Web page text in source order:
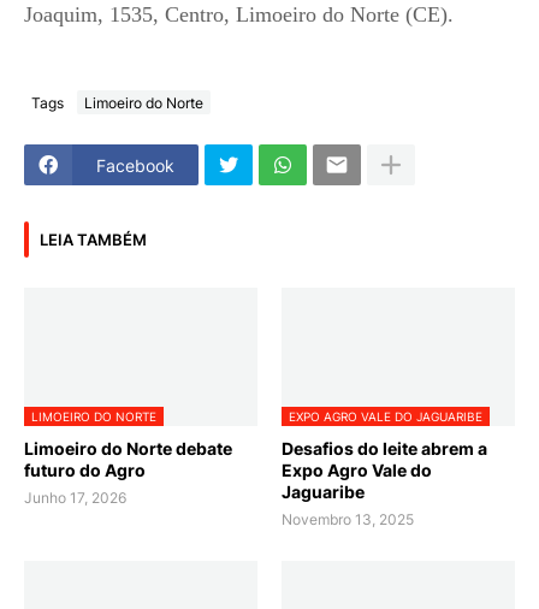
Joaquim, 1535, Centro, Limoeiro do Norte (CE).
Tags Limoeiro do Norte
Facebook
LEIA TAMBÉM
LIMOEIRO DO NORTE
Limoeiro do Norte debate
futuro do Agro
Junho 17, 2026
EXPO AGRO VALE DO JAGUARIBE
Desafios do leite abrem a
Expo Agro Vale do
Jaguaribe
Novembro 13, 2025